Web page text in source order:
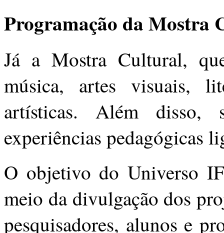
Programação da Mostra
Já a Mostra Cultural,
música, artes visuais,
artísticas. Além disso,
experiências pedagógicas
O objetivo do Universo
meio da divulgação dos
pesquisadores, alunos e